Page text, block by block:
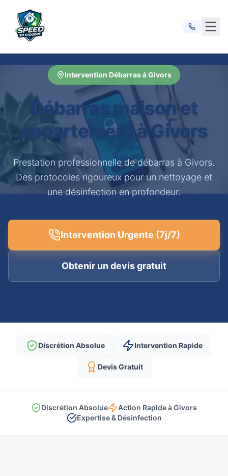
Intervention Débarras à Givors
Débarras maison et
appartement à Givors
Prestation professionnelle de débarras à Givors.
Des protocoles rigoureux pour un nettoyage et
une désinfection en profondeur.
Intervention Urgente (7j/7)
Obtenir un devis gratuit
Discrétion Absolue Intervention Rapide
Devis Gratuit
Discrétion Absolue
Action Rapide à Givors
Expertise & Désinfection